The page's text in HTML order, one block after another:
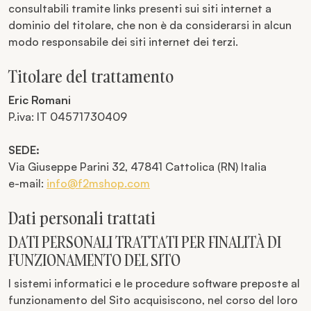
consultabili tramite links presenti sui siti internet a
dominio del titolare, che non è da considerarsi in alcun
modo responsabile dei siti internet dei terzi.
Titolare del trattamento
Eric Romani
P.iva: IT 04571730409
SEDE:
Via Giuseppe Parini 32, 47841 Cattolica (RN) Italia
e-mail: info@f2mshop.com
Dati personali trattati
DATI PERSONALI TRATTATI PER FINALITÀ DI
FUNZIONAMENTO DEL SITO
I sistemi informatici e le procedure software preposte al
funzionamento del Sito acquisiscono, nel corso del loro